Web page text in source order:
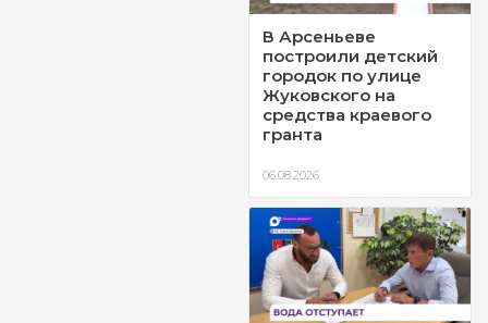
В Арсеньеве
построили детский
городок по улице
Жуковского на
средства краевого
гранта
06.08.2026